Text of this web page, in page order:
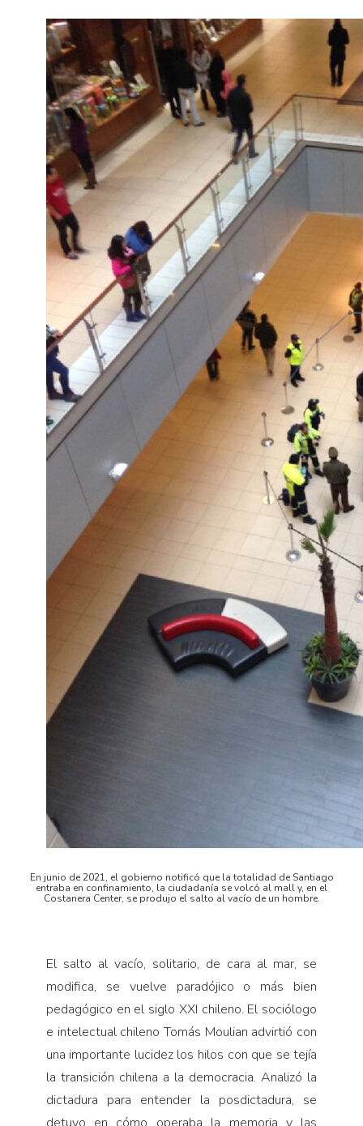
En junio de 2021, el gobierno notificó que la totalidad de Santiago
entraba en confinamiento, la ciudadanía se volcó al mall y, en el
Costanera Center, se produjo el salto al vacío de un hombre.
El salto al vacío, solitario, de cara al mar, se
modifica, se vuelve paradójico o más bien
pedagógico en el siglo XXI chileno. El sociólogo
e intelectual chileno Tomás Moulian advirtió con
una importante lucidez los hilos con que se tejía
la transición chilena a la democracia. Analizó la
dictadura para entender la posdictadura, se